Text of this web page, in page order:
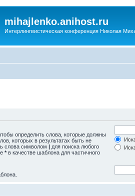
mihajlenko.anihost.ru
Интерлингвистическая конференция Николая
чтобы определить слова, которые должны
которых в результатах быть не
слова символом | для поиска любого
* в качестве шаблона для частичного